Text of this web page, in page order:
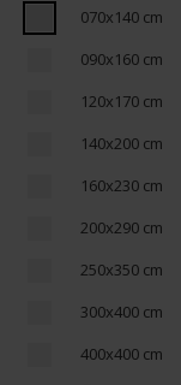
070x140 cm
090x160 cm
120x170 cm
140x200 cm
160x230 cm
200x290 cm
250x350 cm
300x400 cm
400x400 cm